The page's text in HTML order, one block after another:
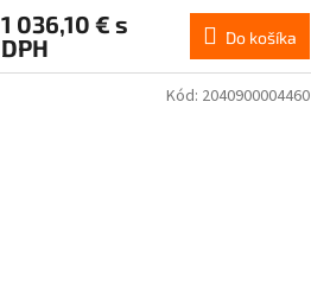
1 036,10 € s
DPH
Do košíka
Kód: 2040900004460